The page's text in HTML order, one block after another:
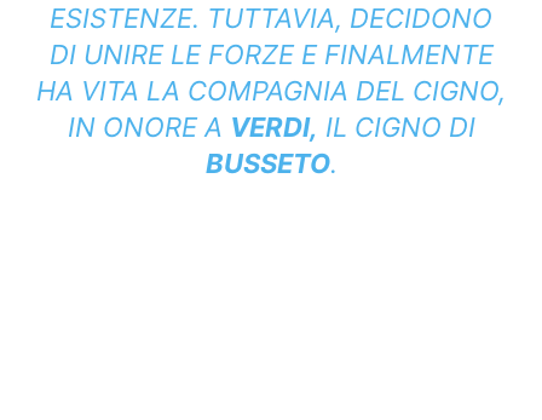
ESISTENZE. TUTTAVIA, DECIDONO
DI UNIRE LE FORZE E FINALMENTE
HA VITA LA COMPAGNIA DEL CIGNO,
IN ONORE A VERDI, IL CIGNO DI
BUSSETO.